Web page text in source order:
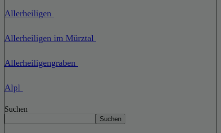
Allerheiligen
Allerheiligen im Mürztal
Allerheiligengraben
Alpl
Suchen
Suchen